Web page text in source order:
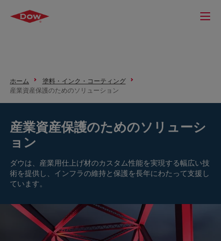
ホーム
塗料・インク・コーティング
産業資産保護のためのソリューション
産業資産保護のためのソリューシ
ョン
ダウは、産業用仕上げ材のカスタム性能を実現する幅広い技
術を提供し、インフラの維持と保護を長年にわたって支援し
ています。